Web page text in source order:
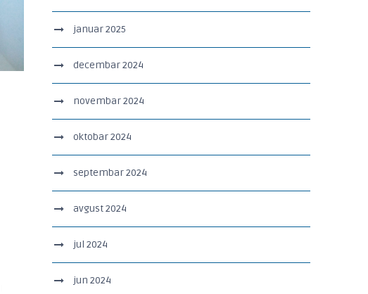
januar 2025
decembar 2024
novembar 2024
oktobar 2024
septembar 2024
avgust 2024
jul 2024
jun 2024